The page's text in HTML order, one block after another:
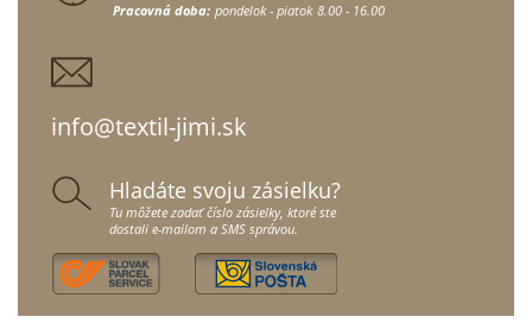
Pracovná doba: pondelok - piatok 8.00 - 16.00
info@textil-jimi.sk
Hladáte svoju zásielku?
Tu môžete zadať číslo zásielky, ktoré ste
dostali e-mailom a SMS správou.